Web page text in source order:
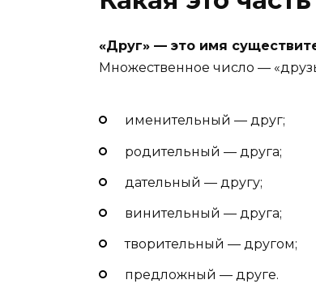
«Друг» — это имя
Множественное число —
именительный — друг;
родительный — друга;
дательный — другу;
винительный — друга;
творительный — другом;
предложный — друге.